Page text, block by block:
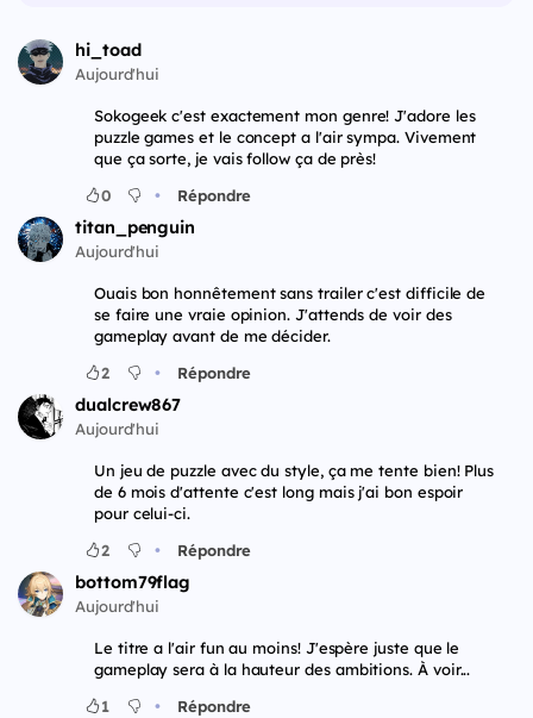
hi_toad
Aujourd'hui
Sokogeek c'est exactement mon genre! J'adore les
puzzle games et le concept a l'air sympa. Vivement
que ça sorte, je vais follow ça de près!
0
• Répondre
titan_penguin
Aujourd'hui
Ouais bon honnêtement sans trailer c'est difficile de
se faire une vraie opinion. J'attends de voir des
gameplay avant de me décider.
2
• Répondre
dualcrew867
Aujourd'hui
Un jeu de puzzle avec du style, ça me tente bien! Plus
de 6 mois d'attente c'est long mais j'ai bon espoir
pour celui-ci.
2
• Répondre
bottom79flag
Aujourd'hui
Le titre a l'air fun au moins! J'espère juste que le
gameplay sera à la hauteur des ambitions. À voir...
1
• Répondre